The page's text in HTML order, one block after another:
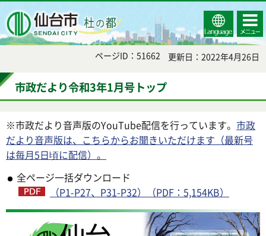
Select
Language
コンテ
ンツメ
ニュー
ページID：51662 更新日：2022年4月26日
市政だより令和3年1月号トップ
※市政だより音声版のYouTube配信を行っています。 市政
だより音声版は、こちらからお聞きいただけます（最新号
は毎月5日頃に配信）。
全ページ一括ダウンロード
（P1-P27、P31-P32）（PDF：5,154KB）